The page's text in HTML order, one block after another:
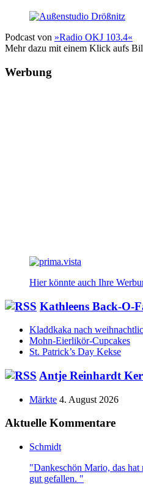
Podcast von »Radio OKJ 103.4«
Mehr dazu mit einem Klick aufs
Werbung
Hier könnte auch Ihre
Kathleens Back-O-
Kladdkaka nach
Mohn-Eierlikör-Cupcakes
St. Patrick’s Day Kekse
Antje Reinhardt
Märkte 4. August 2026
Aktuelle Kommentare
Schmidt
"Dankeschön Mario, das
gut gefallen. "